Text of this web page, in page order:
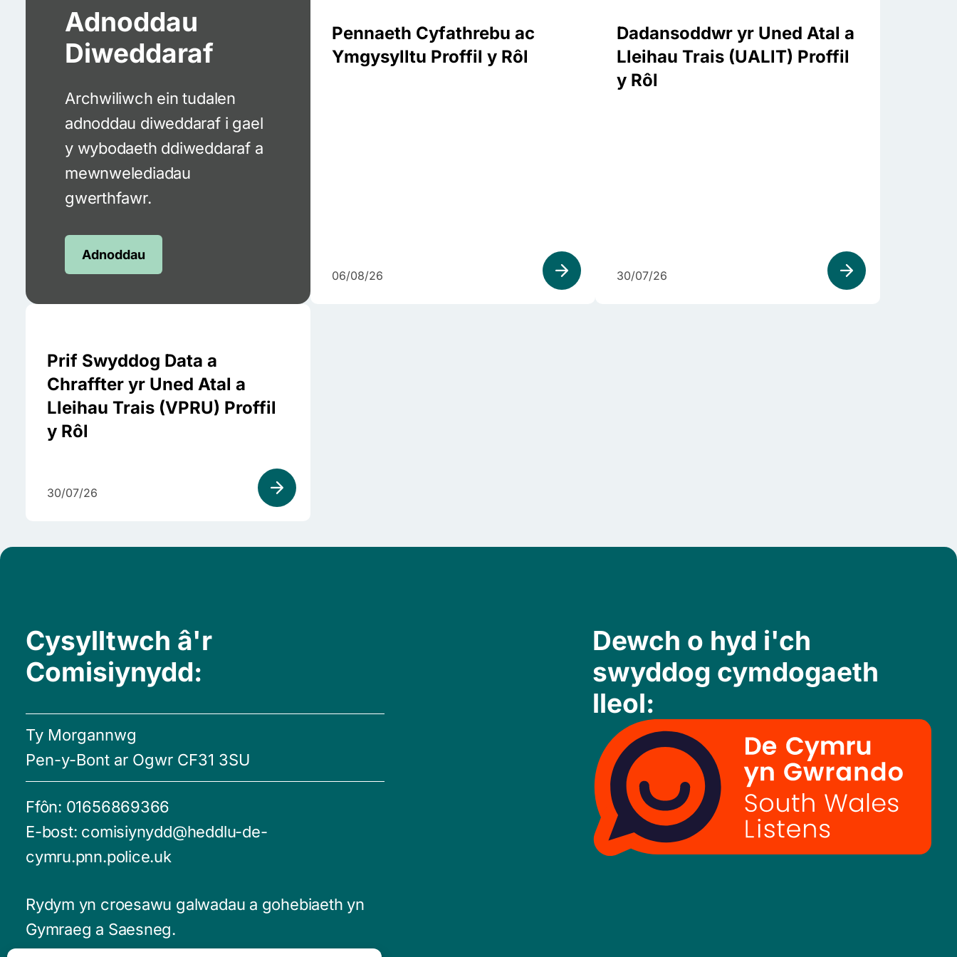
Adnoddau
Diweddaraf
Archwiliwch ein tudalen
adnoddau diweddaraf i gael
y wybodaeth ddiweddaraf a
mewnwelediadau
gwerthfawr.
Adnoddau
Pennaeth Cyfathrebu ac
Ymgysylltu Proffil y Rôl
06/08/26
Dadansoddwr yr Uned Atal a
Lleihau Trais (UALlT) Proffil
y Rôl
30/07/26
Prif Swyddog Data a
Chraffter yr Uned Atal a
Lleihau Trais (VPRU) Proffil
y Rôl
30/07/26
Cysylltwch â'r
Comisiynydd:
Ty Morgannwg
Pen-y-Bont ar Ogwr CF31 3SU
Ffôn: 01656869366
E-bost: comisiynydd@heddlu-de-
cymru.pnn.police.uk
Rydym yn croesawu galwadau a gohebiaeth yn
Gymraeg a Saesneg.
Dewch o hyd i'ch
swyddog cymdogaeth
lleol: